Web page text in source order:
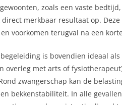
zoals een vaste
direct merkbaar resultaat op.
voorkomen terugval na een
is bovendien ideaal
overleg met arts of
zwangerschap kan de
bekkenstabiliteit. In alle